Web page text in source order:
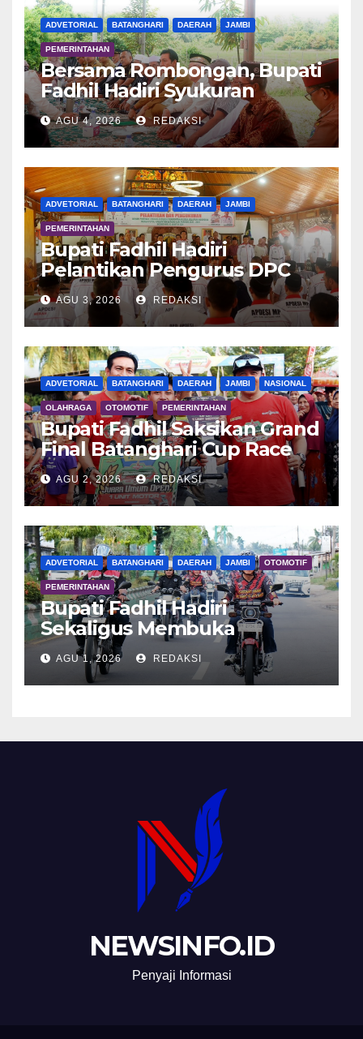
ADVETORIAL BATANGHARI DAERAH JAMBI
PEMERINTAHAN
Bersama Rombongan, Bupati
Fadhil Hadiri Syukuran
Tanam Padi di Terusan
AGU 4, 2026 REDAKSI
ADVETORIAL BATANGHARI DAERAH JAMBI
PEMERINTAHAN
Bupati Fadhil Hadiri
Pelantikan Pengurus DPC
APDESI MP
AGU 3, 2026 REDAKSI
ADVETORIAL BATANGHARI DAERAH JAMBI NASIONAL
OLAHRAGA OTOMOTIF PEMERINTAHAN
Bupati Fadhil Saksikan Grand
Final Batanghari Cup Race
2026
AGU 2, 2026 REDAKSI
ADVETORIAL BATANGHARI DAERAH JAMBI OTOMOTIF
PEMERINTAHAN
Bupati Fadhil Hadiri
Sekaligus Membuka
Kegiatan Batanghari King
Club
AGU 1, 2026 REDAKSI
NEWSINFO.ID
Penyaji Informasi